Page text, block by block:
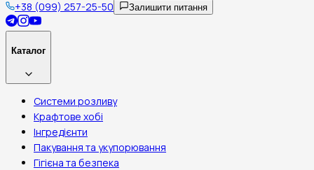
+38 (099) 257-25-50
Залишити питання
Каталог
Системи розливу
Крафтове хобі
Інгредієнти
Пакування та укупорювання
Гігієна та безпека